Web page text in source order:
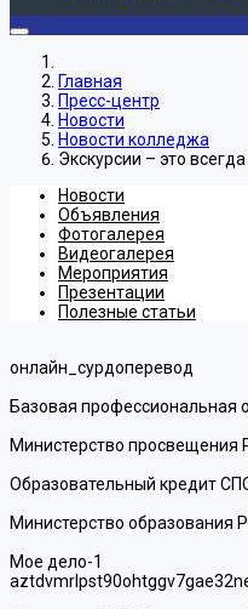
Главная
Пресс-центр
Новости
Новости колледжа
Экскурсии – это
Новости
Объявления
Фотогалерея
Видеогалерея
Мероприятия
Презентации
Полезные статьи
онлайн_сурдоперевод
Базовая профессиональная
Министерство просвещения
Образовательный кредит
Министерство образования
Мое дело-1